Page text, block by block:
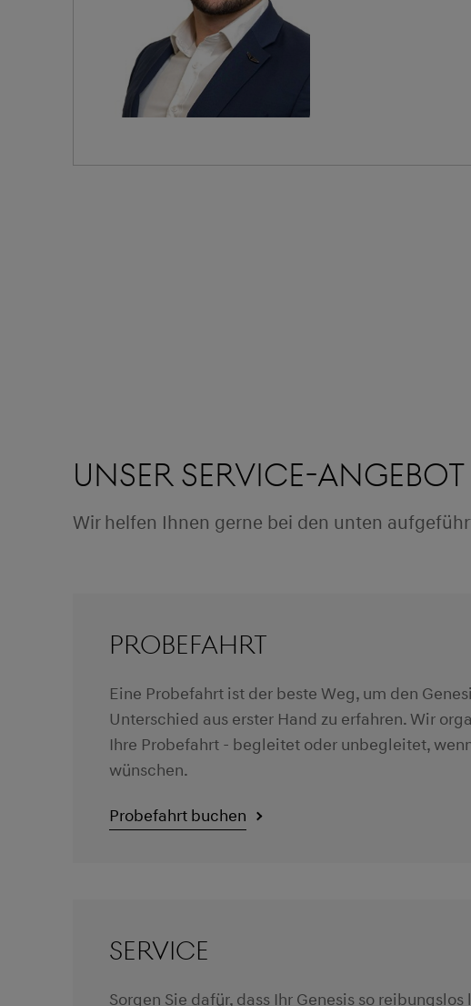
Unser Service-Angebot
Wir helfen Ihnen gerne bei den unten
PROBEFAHRT
Eine Probefahrt ist der beste Weg, um den
Unterschied aus erster Hand zu erfahren. Wir
Ihre Probefahrt - begleitet oder unbegleitet,
wünschen.
Probefahrt buchen
SERVICE
Sorgen Sie dafür, dass Ihr Genesis so